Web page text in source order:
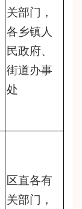
关部门，
各乡镇人
民政府、
街道办事
处
区直各有
关部门，